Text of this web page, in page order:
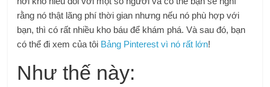
rằng nó thật lãng phí thời gian nhưng nếu nó phù hợp với
bạn, thì có rất nhiều kho báu để khám phá. Và sau đó, bạn
có thể đi xem của tôi Bảng Pinterest vì nó rất lớn!
Như thế này: